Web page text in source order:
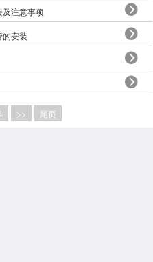
注意事项
的安装
>> 尾页